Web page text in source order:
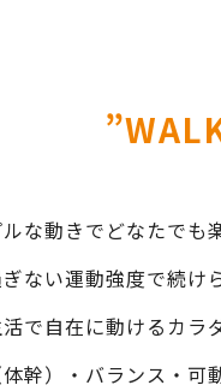
な動きでどなたでも
ない運動強度で続け
で自在に動けるカラ
幹）・バランス・可